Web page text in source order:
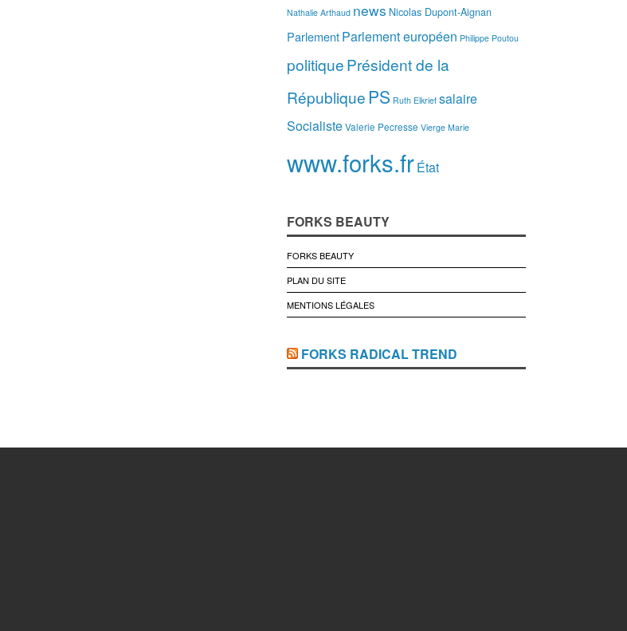
Nathalie Arthaud news Nicolas Dupont-Aignan
ParlementParlement européen Philippe Poutou
politiquePrésident de la
République PS Ruth Elkrief salaire
SocialisteValerie Pecresse Vierge Marie
www.forks.frÉtat
FORKS BEAUTY
FORKS BEAUTY
PLAN DU SITE
MENTIONS LÉGALES
FORKS RADICAL TREND